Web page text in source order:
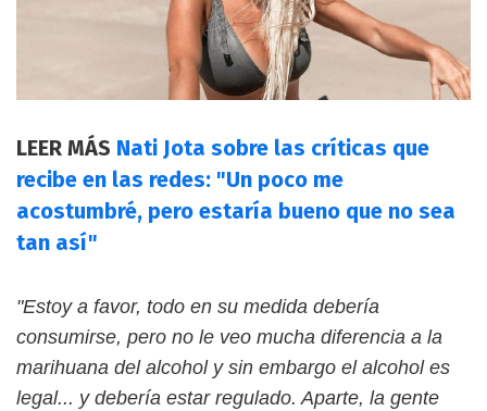
LEER MÁS Nati Jota sobre las críticas que
recibe en las redes: "Un poco me
acostumbré, pero estaría bueno que no sea
tan así"
"Estoy a favor, todo en su medida debería
consumirse, pero no le veo mucha diferencia a la
marihuana del alcohol y sin embargo el alcohol es
legal... y debería estar regulado. Aparte, la gente